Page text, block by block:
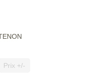
Prix +/-